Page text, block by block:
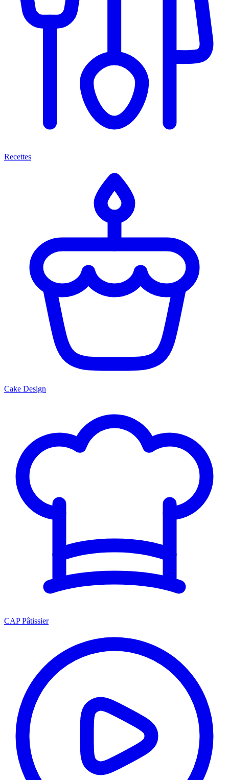
Recettes
Cake Design
CAP Pâtissier